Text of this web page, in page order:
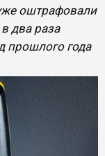
оштрафовали
два раза
прошлого года